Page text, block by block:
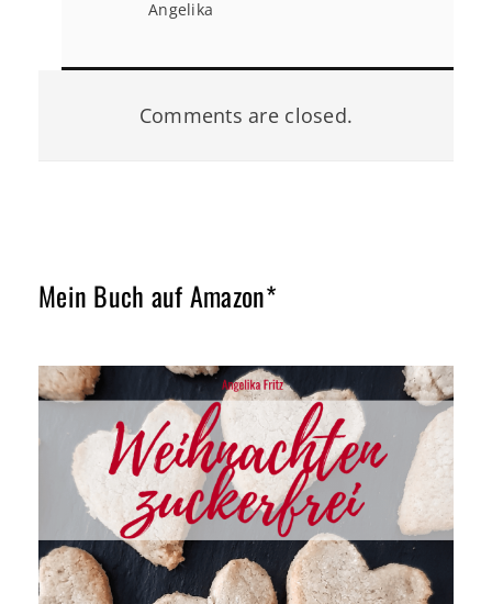
Angelika
Comments are closed.
Mein Buch auf Amazon*